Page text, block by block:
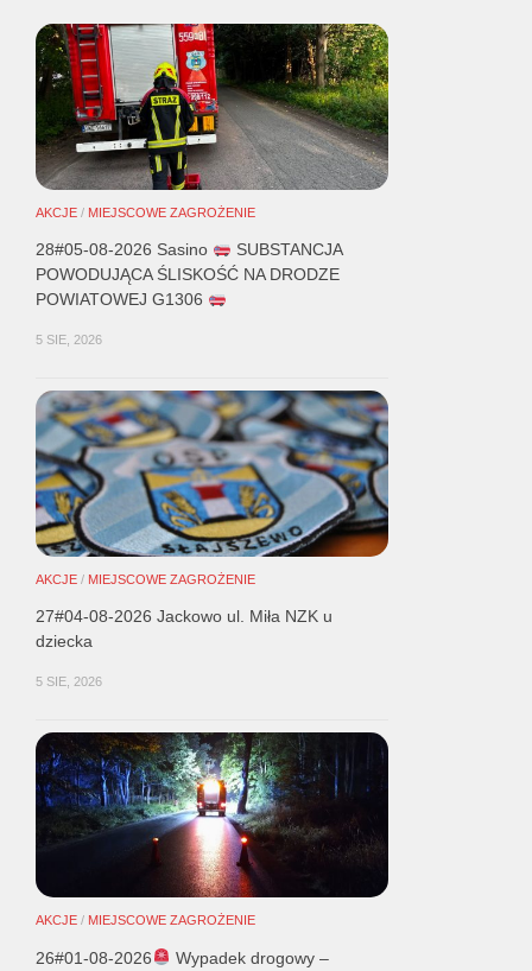
AKCJE / MIEJSCOWE ZAGROŻENIE
28#05-08-2026 Sasino
SUBSTANCJA
POWODUJĄCA ŚLISKOŚĆ NA DRODZE
POWIATOWEJ G1306
5 SIE, 2026
AKCJE / MIEJSCOWE ZAGROŻENIE
27#04-08-2026 Jackowo ul. Miła NZK u
dziecka
5 SIE, 2026
AKCJE / MIEJSCOWE ZAGROŻENIE
26#01-08-2026
Wypadek drogowy –